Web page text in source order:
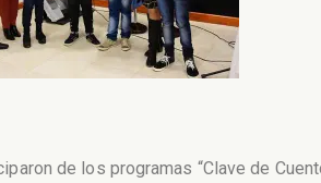
de los programas “Clave de